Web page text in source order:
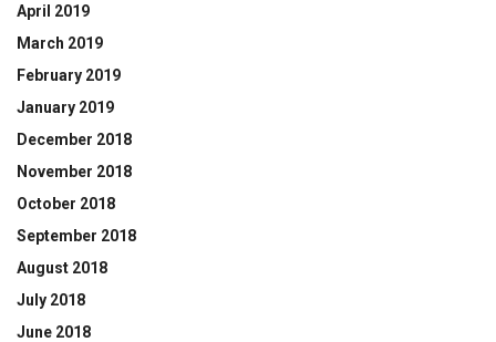
April 2019
March 2019
February 2019
January 2019
December 2018
November 2018
October 2018
September 2018
August 2018
July 2018
June 2018